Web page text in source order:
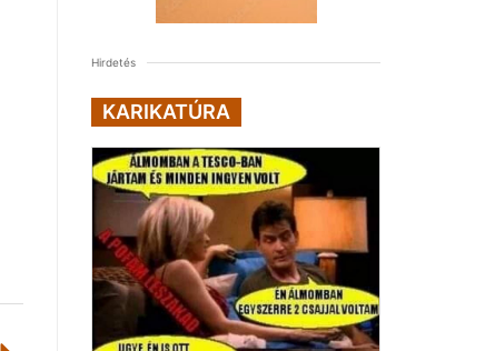
Hirdetés
KARIKATÚRA